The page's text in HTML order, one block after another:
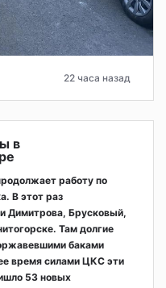
22 часа назад
в
работу по
В этот раз
Димитрова, Брусковый,
Там долгие
баками
время силами ЦКС эти
53 новых